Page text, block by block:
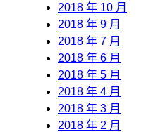
2018 年 10 月
2018 年 9 月
2018 年 7 月
2018 年 6 月
2018 年 5 月
2018 年 4 月
2018 年 3 月
2018 年 2 月